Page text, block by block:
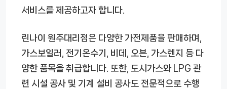
서비스를 제공하고자 합니다.
린나이 원주대리점은 다양한 가전제품을 판매하며,
가스보일러, 전기온수기, 비데, 오븐, 가스렌지 등 다
양한 품목을 취급합니다. 또한, 도시가스와 LPG 관
련 시설 공사 및 기계 설비 공사도 전문적으로 수행